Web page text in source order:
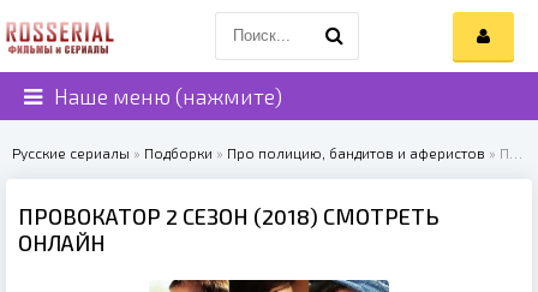
Наше меню (нажмите)
Русские сериалы » Подборки » Про полицию, бандитов и аферистов » Провокатор 2 сезон (2018)
ПРОВОКАТОР 2 СЕЗОН (2018) СМОТРЕТЬ
ОНЛАЙН